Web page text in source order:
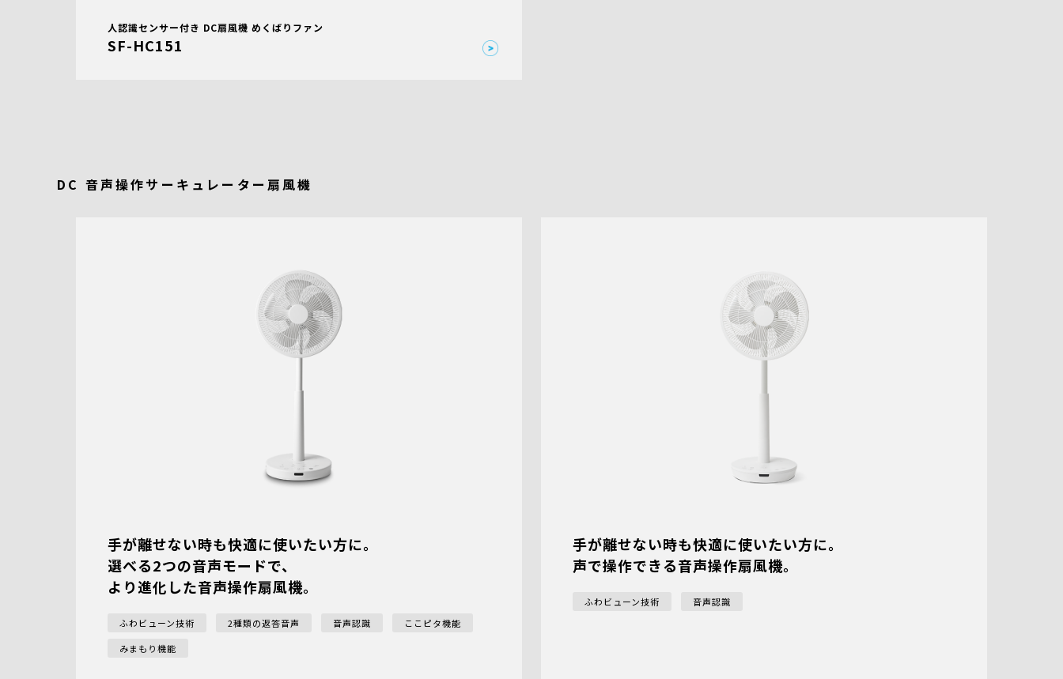
人認識センサー付き DC扇風機 めくばりファン
SF-HC151
DC 音声操作サーキュレーター扇風機
手が離せない時も快適に使いたい方に。
選べる2つの音声モードで、
より進化した音声操作扇風機。
ふわビューン技術 2種類の返答音声 音声認識
ここピタ機能
みまもり機能
手が離せない時も快適に使いたい方に。
声で操作できる音声操作扇風機。
ふわビューン技術 音声認識